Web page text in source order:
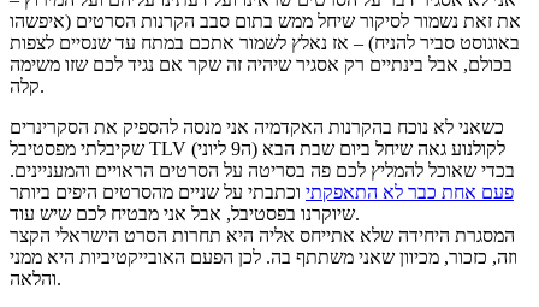
את זאת נשמור לסיקור שיחל ממש בתום סבב הקרנות הסרטים (איפשהו
באוגוסט סביר להניח) – אז נאלץ לשמור אתכם במתח עד שנסיים לצפות
בכולם, אבל בינתיים רק אסגיר שיהיה זה שקר אם נגיד לכם שזו משימה
קלה.
כשאני לא נוכח בהקרנות האקדמיה אני מנסה להספיק את הסקרינרים
שקיבלתי מפסטיבל TLV לקולנוע גאה שיחל ביום שבת הבא (ה9 ליוני)
בכדי שאוכל להמליץ לכם פה בסריטה על הסרטים הראויים והמעניינים.
פעם אחת כבר לא התאפקתי וכתבתי על שניים מהסרטים היפים ביותר
שיוקרנו בפסטיבל, אבל אני מבטיח לכם שיש עוד.
המסגרת היחידה שלא אתייחס אליה היא תחרות הסרט הישראלי הקצר
וזה, כזכור, מכיוון שאני משתתף בה. לכן הפעם האובייקטיביות היא ממני
והלאה.